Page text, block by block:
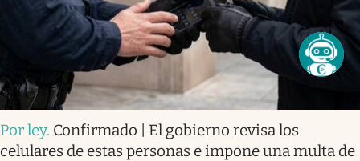
Por ley. Confirmado | El gobierno revisa los
celulares de estas personas e impone una multa de